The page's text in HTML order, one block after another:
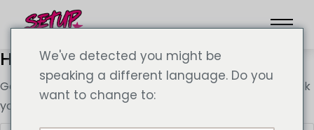
Hiçbir şey bulunamadı
Görünüşe göre aradığınız şeyi bulamıyoruz. Belki aramak
yardımcı olabilir.
We've detected you might be
speaking a different language. Do you
want to change to: